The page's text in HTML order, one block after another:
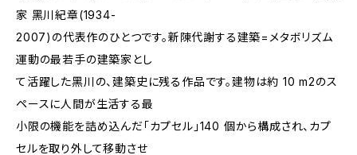
家 黑川紀章(1934-
2007)の代表作のひとつです。新陳代謝する建築=メタボリズム
運動の最若手の建築家とし
て活躍した黑川の、建築史に残る作品です。建物は約 10 m2のス
ペースに人間が生活する最
小限の機能を詰め込んだ「カプセル」140 個から構成され、カプ
セルを取り外して移動させ